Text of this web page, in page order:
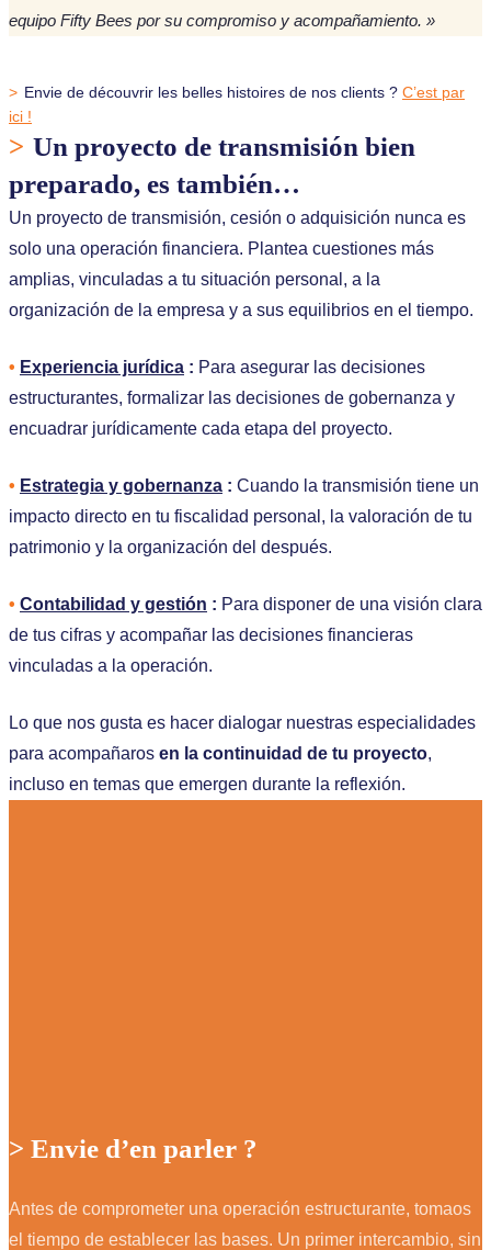
equipo Fifty Bees por su compromiso y acompañamiento. »
> Envie de découvrir les belles histoires de nos clients ? C’est par
ici !
> Un proyecto de transmisión bien
preparado, es también…
Un proyecto de transmisión, cesión o adquisición nunca es
solo una operación financiera. Plantea cuestiones más
amplias, vinculadas a tu situación personal, a la
organización de la empresa y a sus equilibrios en el tiempo.
• Experiencia jurídica : Para asegurar las decisiones
estructurantes, formalizar las decisiones de gobernanza y
encuadrar jurídicamente cada etapa del proyecto.
• Estrategia y gobernanza : Cuando la transmisión tiene un
impacto directo en tu fiscalidad personal, la valoración de tu
patrimonio y la organización del después.
• Contabilidad y gestión : Para disponer de una visión clara
de tus cifras y acompañar las decisiones financieras
vinculadas a la operación.
Lo que nos gusta es hacer dialogar nuestras especialidades
para acompañaros en la continuidad de tu proyecto,
incluso en temas que emergen durante la reflexión.
> Envie d’en parler ?
Antes de comprometer una operación estructurante, tomaos
el tiempo de establecer las bases. Un primer intercambio, sin